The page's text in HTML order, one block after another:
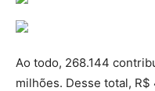
Ao todo, 268.144
milhões. Desse total,